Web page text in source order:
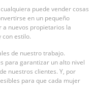
puede vender cosas
en un pequeño
a nuevos propietarios la
con estilo.
de nuestro trabajo.
para garantizar un alto nivel
nuestros clientes. Y, por
para que cada mujer